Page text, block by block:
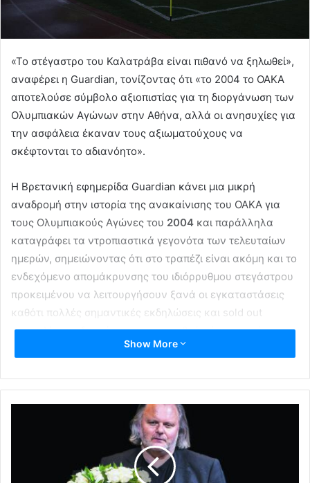
«Το στέγαστρο του Καλατράβα είναι πιθανό να ξηλωθεί»,
αναφέρει η Guardian, τονίζοντας ότι «το 2004 το ΟΑΚΑ
αποτελούσε σύμβολο αξιοπιστίας για τη διοργάνωση των
Ολυμπιακών Αγώνων στην Αθήνα, αλλά οι ανησυχίες για
την ασφάλεια έκαναν τους αξιωματούχους να
σκέφτονται το αδιανόητο».
Η Βρετανική εφημερίδα Guardian κάνει μια μικρή
αναδρομή στην ιστορία της ανακαίνισης του ΟΑΚΑ για
τους Ολυμπιακούς Αγώνες του 2004 και παράλληλα
καταγράφει τα ντροπιαστικά γεγονότα των τελευταίων
ημερών, σημειώνοντας ότι στο τραπέζι είναι ακόμη και το
ενδεχόμενο απομάκρυνσης του ιδιόρρυθμου στεγάστρου
προκειμένου να λειτουργήσουν ξανά οι εγκαταστάσεις
καθότι πολλές σημαντικές εκδηλώσεις και sold out
συναυλίες κινδυνεύουν να ακυρωθούν όπως αυτή των
Στέγαστρο Καλατράβα
Show More